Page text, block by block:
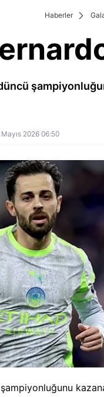
Haberler
2026 06:50